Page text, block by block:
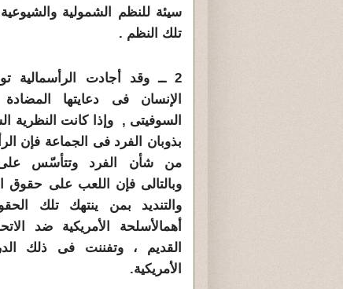
سيئة للنظم الشمولية
تلك النظم .
2 ــ وقد أجادت
الإنسان فى دعايتها
السوفيتى , وإذا كانت النظرية
بذوبان الفرد فى الجماعة فإن
من شأن الفرد وتتأسّس على
وبالتالى فإن اللعب على حقوق
والتنديد بمن ينتهك تلك
أهمالأسلحة الأمريكية ضد
القديم ، وتفننت فى ذلك
الأمريكية.